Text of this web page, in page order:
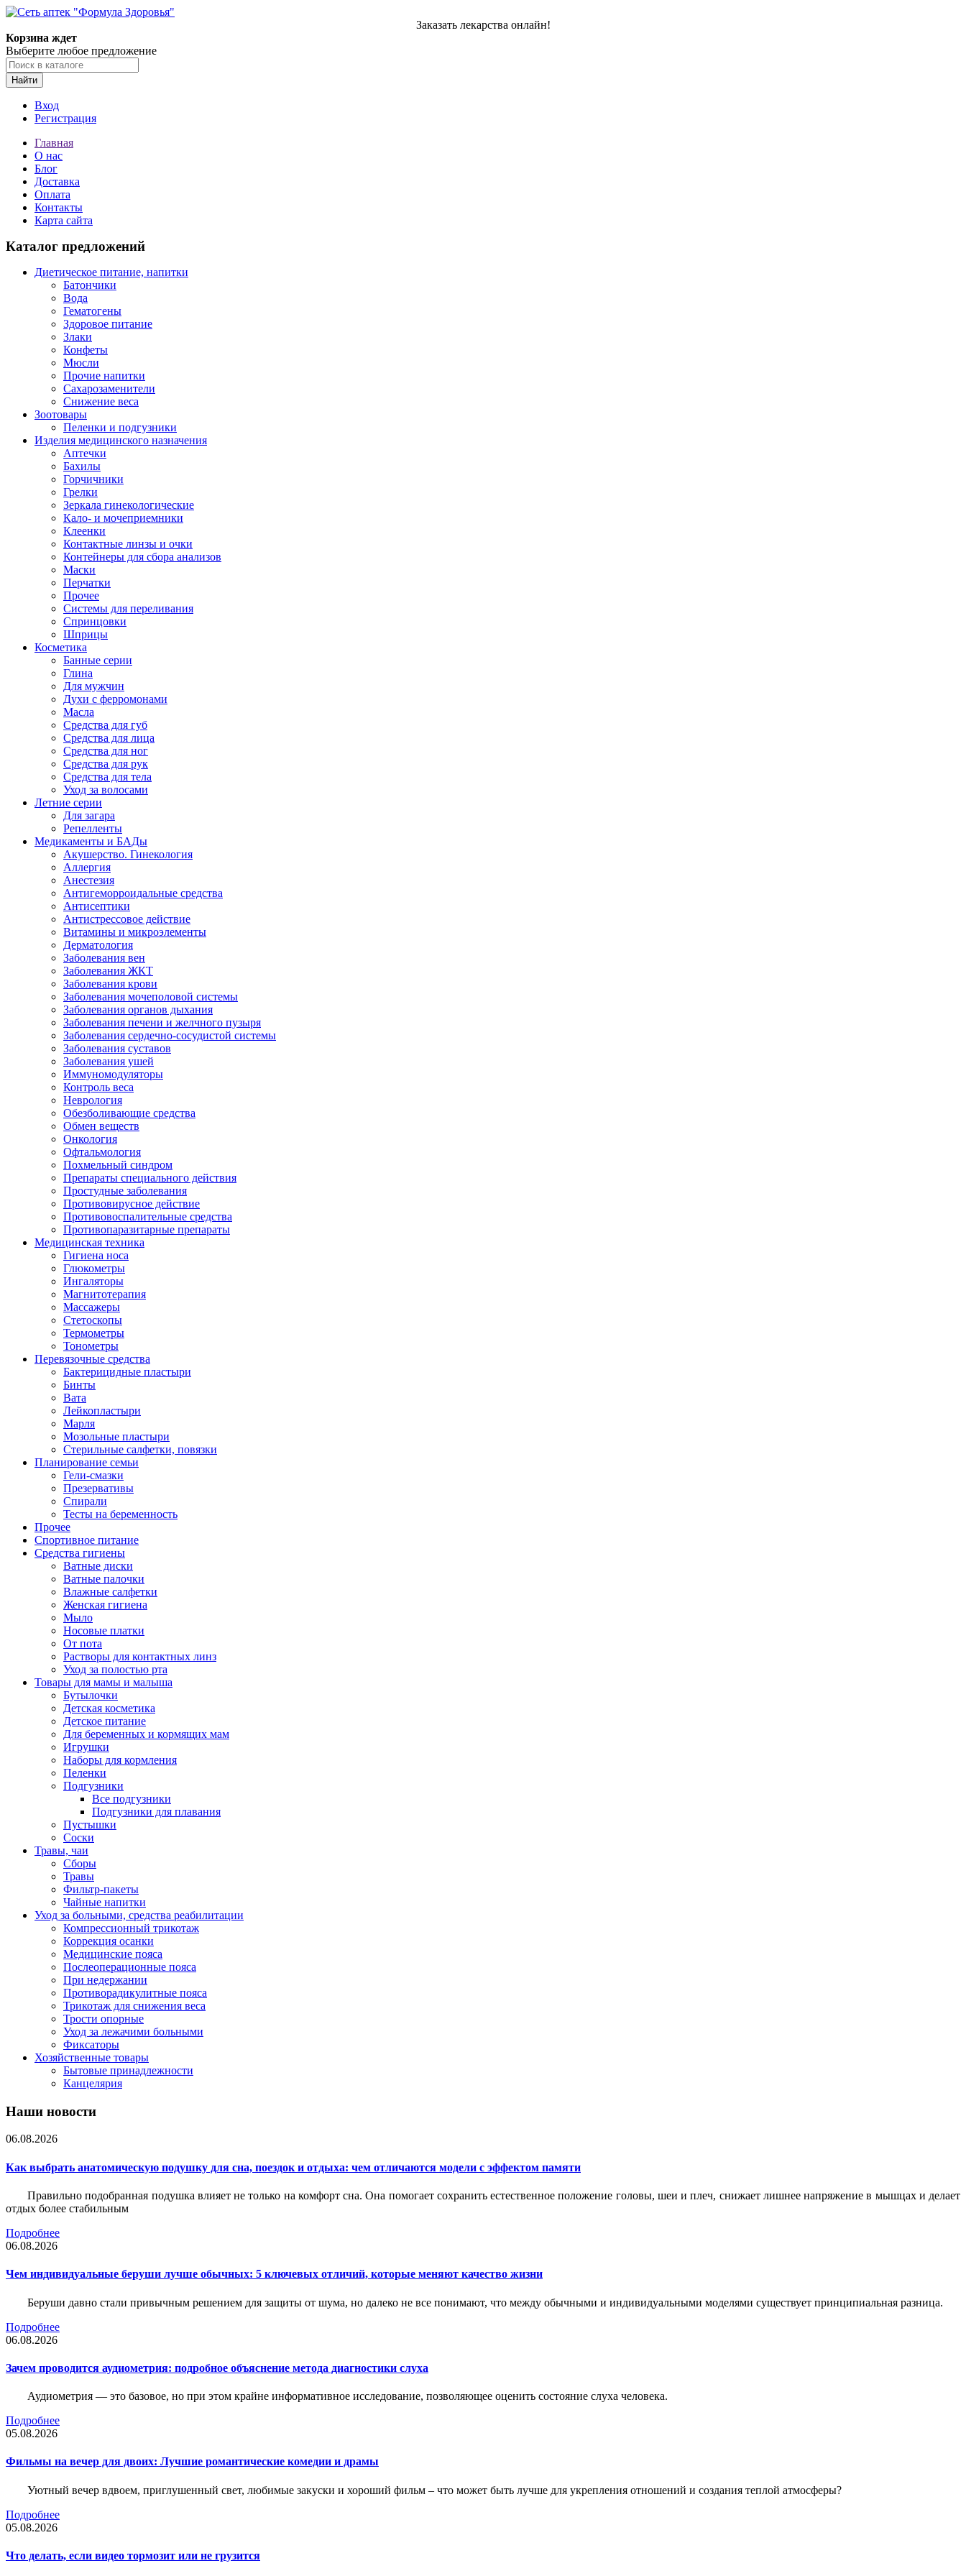
Заказать лекарства онлайн!
Корзина ждет
Выберите любое предложение
Найти
Вход
Регистрация
Главная
О нас
Блог
Доставка
Оплата
Контакты
Карта сайта
Каталог предложений
Диетическое питание, напитки
Батончики
Вода
Гематогены
Здоровое питание
Злаки
Конфеты
Мюсли
Прочие напитки
Сахарозаменители
Снижение веса
Зоотовары
Пеленки и подгузники
Изделия медицинского назначения
Аптечки
Бахилы
Горчичники
Грелки
Зеркала гинекологические
Кало- и мочеприемники
Клеенки
Контактные линзы и очки
Контейнеры для сбора анализов
Маски
Перчатки
Прочее
Системы для переливания
Спринцовки
Шприцы
Косметика
Банные серии
Глина
Для мужчин
Духи с ферромонами
Масла
Средства для губ
Средства для лица
Средства для ног
Средства для рук
Средства для тела
Уход за волосами
Летние серии
Для загара
Репелленты
Медикаменты и БАДы
Акушерство. Гинекология
Аллергия
Анестезия
Антигеморроидальные средства
Антисептики
Антистрессовое действие
Витамины и микроэлементы
Дерматология
Заболевания вен
Заболевания ЖКТ
Заболевания крови
Заболевания мочеполовой системы
Заболевания органов дыхания
Заболевания печени и желчного пузыря
Заболевания сердечно-сосудистой системы
Заболевания суставов
Заболевания ушей
Иммуномодуляторы
Контроль веса
Неврология
Обезболивающие средства
Обмен веществ
Онкология
Офтальмология
Похмельный синдром
Препараты специального действия
Простудные заболевания
Противовирусное действие
Противовоспалительные средства
Противопаразитарные препараты
Медицинская техника
Гигиена носа
Глюкометры
Ингаляторы
Магнитотерапия
Массажеры
Стетоскопы
Термометры
Тонометры
Перевязочные средства
Бактерицидные пластыри
Бинты
Вата
Лейкопластыри
Марля
Мозольные пластыри
Стерильные салфетки, повязки
Планирование семьи
Гели-смазки
Презервативы
Спирали
Тесты на беременность
Прочее
Спортивное питание
Средства гигиены
Ватные диски
Ватные палочки
Влажные салфетки
Женская гигиена
Мыло
Носовые платки
От пота
Растворы для контактных линз
Уход за полостью рта
Товары для мамы и малыша
Бутылочки
Детская косметика
Детское питание
Для беременных и кормящих мам
Игрушки
Наборы для кормления
Пеленки
Подгузники
Все подгузники
Подгузники для плавания
Пустышки
Соски
Травы, чаи
Сборы
Травы
Фильтр-пакеты
Чайные напитки
Уход за больными, средства реабилитации
Компрессионный трикотаж
Коррекция осанки
Медицинские пояса
Послеоперационные пояса
При недержании
Противорадикулитные пояса
Трикотаж для снижения веса
Трости опорные
Уход за лежачими больными
Фиксаторы
Хозяйственные товары
Бытовые принадлежности
Канцелярия
Наши новости
06.08.2026
Как выбрать анатомическую подушку для сна, поездок и отдыха: чем отличаются модели с эффектом памяти
Правильно подобранная подушка влияет не только на комфорт сна. Она помогает сохранить естественное положение головы, шеи и плеч, снижает лишнее напряжение в мышцах и делает
отдых более стабильным
Подробнее
06.08.2026
Чем индивидуальные беруши лучше обычных: 5 ключевых отличий, которые меняют качество жизни
Беруши давно стали привычным решением для защиты от шума, но далеко не все понимают, что между обычными и индивидуальными моделями существует принципиальная разница.
Подробнее
06.08.2026
Зачем проводится аудиометрия: подробное объяснение метода диагностики слуха
Аудиометрия — это базовое, но при этом крайне информативное исследование, позволяющее оценить состояние слуха человека.
Подробнее
05.08.2026
Фильмы на вечер для двоих: Лучшие романтические комедии и драмы
Уютный вечер вдвоем, приглушенный свет, любимые закуски и хороший фильм – что может быть лучше для укрепления отношений и создания теплой атмосферы?
Подробнее
05.08.2026
Что делать, если видео тормозит или не грузится